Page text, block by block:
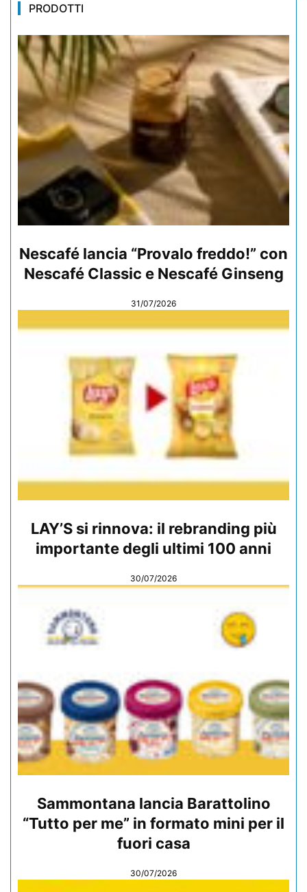
PRODOTTI
Nescafé lancia “Provalo freddo!” con
Nescafé Classic e Nescafé Ginseng
31/07/2026
LAY’S si rinnova: il rebranding più
importante degli ultimi 100 anni
30/07/2026
Sammontana lancia Barattolino
“Tutto per me” in formato mini per il
fuori casa
30/07/2026